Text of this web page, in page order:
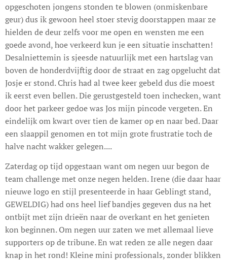
opgeschoten jongens stonden te blowen (onmiskenbare
geur) dus ik gewoon heel stoer stevig doorstappen maar ze
hielden de deur zelfs voor me open en wensten me een
goede avond, hoe verkeerd kun je een situatie inschatten!
Desalniettemin is sjeesde natuurlijk met een hartslag van
boven de honderdvijftig door de straat en zag opgelucht dat
Josje er stond. Chris had al twee keer gebeld dus die moest
ik eerst even bellen. Die gerustgesteld toen inchecken, want
door het parkeer gedoe was Jos mijn pincode vergeten. En
eindelijk om kwart over tien de kamer op en naar bed. Daar
een slaappil genomen en tot mijn grote frustratie toch de
halve nacht wakker gelegen....
Zaterdag op tijd opgestaan want om negen uur begon de
team challenge met onze negen helden. Irene (die daar haar
nieuwe logo en stijl presenteerde in haar Geblingt stand,
GEWELDIG) had ons heel lief bandjes gegeven dus na het
ontbijt met zijn drieën naar de overkant en het genieten
kon beginnen. Om negen uur zaten we met allemaal lieve
supporters op de tribune. En wat reden ze alle negen daar
knap in het rond! Kleine mini professionals, zonder blikken